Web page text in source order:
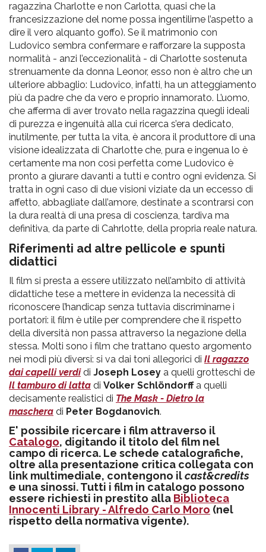
ragazzina Charlotte e non Carlotta, quasi che la
francesizzazione del nome possa ingentilirne l’aspetto a
dire il vero alquanto goffo). Se il matrimonio con
Ludovico sembra confermare e rafforzare la supposta
normalità - anzi l’eccezionalità - di Charlotte sostenuta
strenuamente da donna Leonor, esso non è altro che un
ulteriore abbaglio: Ludovico, infatti, ha un atteggiamento
più da padre che da vero e proprio innamorato. L’uomo,
che afferma di aver trovato nella ragazzina quegli ideali
di purezza e ingenuità alla cui ricerca s’era dedicato,
inutilmente, per tutta la vita, è ancora il produttore di una
visione idealizzata di Charlotte che, pura e ingenua lo è
certamente ma non così perfetta come Ludovico è
pronto a giurare davanti a tutti e contro ogni evidenza. Si
tratta in ogni caso di due visioni viziate da un eccesso di
affetto, abbagliate dall’amore, destinate a scontrarsi con
la dura realtà di una presa di coscienza, tardiva ma
definitiva, da parte di Cahrlotte, della propria reale natura.
Riferimenti ad altre pellicole e spunti
didattici
Il film si presta a essere utilizzato nell’ambito di attività
didattiche tese a mettere in evidenza la necessità di
riconoscere l’handicap senza tuttavia discriminarne i
portatori: il film è utile per comprendere che il rispetto
della diversità non passa attraverso la negazione della
stessa. Molti sono i film che trattano questo argomento
nei modi più diversi: si va dai toni allegorici di Il ragazzo
dai capelli verdidi Joseph Losey a quelli grotteschi de
Il tamburo di latta di Volker Schlöndorffa quelli
decisamente realistici di The Mask - Dietro la
maschera di Peter Bogdanovich.
E' possibile ricercare i film attraverso il
Catalogo, digitando il titolo del film nel
campo di ricerca. Le schede catalografiche,
oltre alla presentazione critica collegata con
link multimediale, contengono ilcast&credits
e una sinossi. Tutti i film in catalogo possono
essere richiesti in prestito alla Biblioteca
Innocenti Library - Alfredo Carlo Moro (nel
rispetto della normativa vigente).